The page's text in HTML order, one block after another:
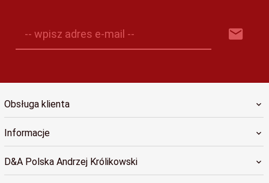
-- wpisz adres e-mail --
Obsługa klienta
Informacje
D&A Polska Andrzej Królikowski